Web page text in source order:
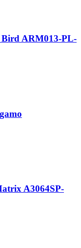
Bird ARM013-PL-
A3064SP-